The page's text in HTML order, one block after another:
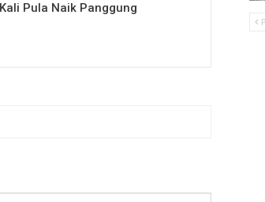
Kali Pula Naik Panggung